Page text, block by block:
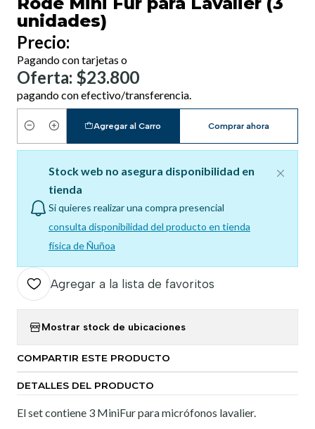
unidades)
Precio:
Pagando con tarjetas o
Oferta: $23.800
pagando con efectivo/transferencia.
Cantidad
Agregar al Carro Comprar ahora
Stock web no asegura disponibilidad en
tienda
Si quieres realizar una compra presencial
consulta disponibilidad del producto en tienda
física de Ñuñoa
Agregar a la lista de favoritos
Mostrar stock de ubicaciones
COMPARTIR ESTE PRODUCTO
DETALLES DEL PRODUCTO
El set contiene 3 MiniFur para micrófonos lavalier.